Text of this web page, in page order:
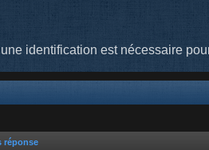
identification est nécessaire
réponse